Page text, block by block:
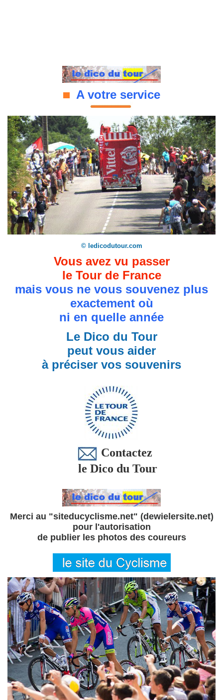
A votre service
© ledicodutour.com
Vous avez vu passer
le Tour de France
mais vous ne vous souvenez plus
exactement où
ni en quelle année
Le Dico du Tour
peut vous aider
à préciser vos souvenirs
Contactez
le Dico du Tour
Merci au "siteducyclisme.net" (dewielersite.net)
pour l'autorisation
de publier les photos des coureurs